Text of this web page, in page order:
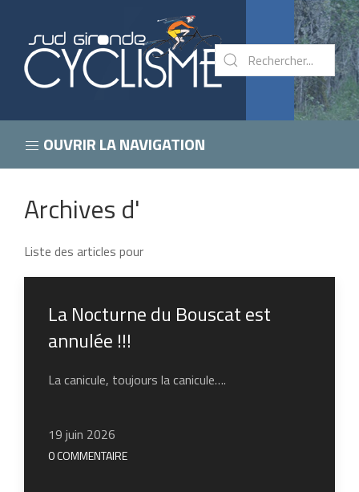
OUVRIR LA NAVIGATION
Archives d'
Liste des articles pour
La Nocturne du Bouscat est
annulée !!!
La canicule, toujours la canicule….
19 juin 2026
0 COMMENTAIRE